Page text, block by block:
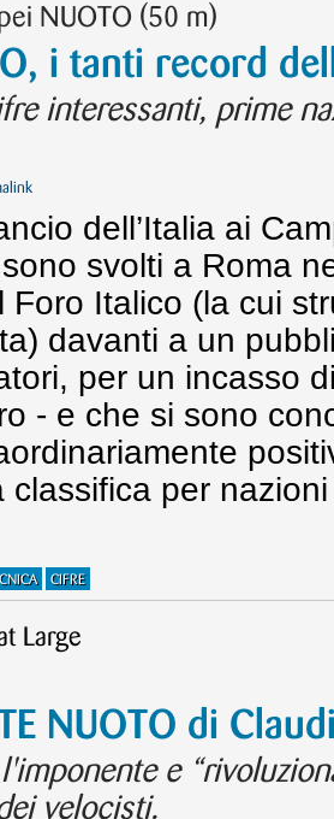
NUOTO (50 m)
i tanti record
interessanti, prime
dell’Italia ai
svolti a Roma
Foro Italico (la cui
davanti a un
per un incasso
- e che si sono
classifica per
CIFRE
Large
NUOTO di
e
velocisti.